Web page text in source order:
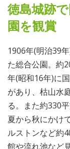
徳島城跡
園を観賞
1906年(明治39
た総合公園。約
年(昭和16年)に
があり、枯山水
る。また約330
夏から秋にかけ
ルストンなど約
館や流れ池など